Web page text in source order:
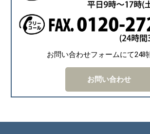
お問い合わせフォームにて24
お問い合わせ